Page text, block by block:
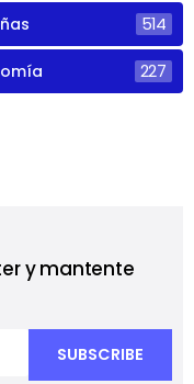
514
227
y mantente